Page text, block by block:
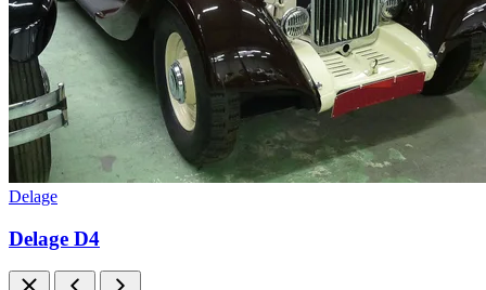
Delage
Delage D4